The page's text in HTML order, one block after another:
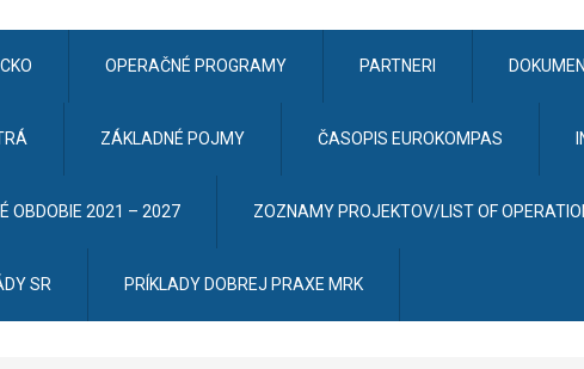
CKO OPERAČNÉ PROGRAMY PARTNERI
ZÁKLADNÉ POJMY ČASOPIS EUROKOMPAS
OBDOBIE 2021 – 2027 ZOZNAMY PROJEKTOV/LIST OF
SR PRÍKLADY DOBREJ PRAXE MRK